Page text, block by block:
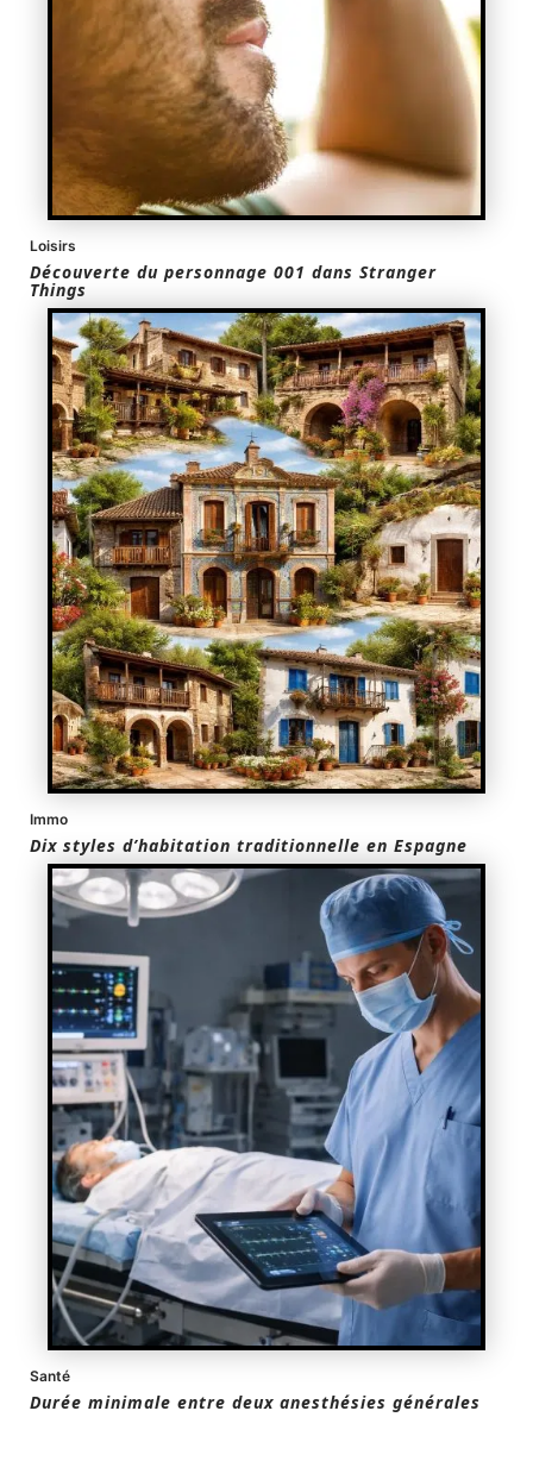
Loisirs
Découverte du personnage 001 dans Stranger
Things
Immo
Dix styles d’habitation traditionnelle en Espagne
Santé
Durée minimale entre deux anesthésies générales